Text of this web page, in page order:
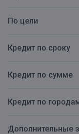
По цели
Кредит по сроку
Кредит по сумме
Кредит по
Дополнительные